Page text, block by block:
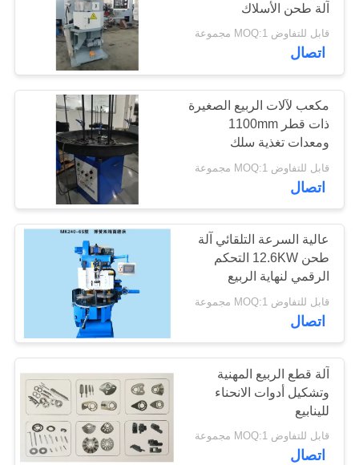
اتصل
أخبار
اطلب
اقتباس
خريطة
الموقع
PRIVACY
POLICY
ضغط آلة الربيع
الربيع الانحناء آلة
42
سلك يثنّي آلة
40
آلة طحن الأسلاك
قابل للتفاوض MOQ:1 مجموعة
اتصال
مكعب لآلات الربيع الصغيرة
ذات قطر 1100mm
ومعدات تغذية سلك
التحميل 100KG
قابل للتفاوض MOQ:1 مجموعة
اتصال
عالية السرعة التلقائي آلة
طحن 12.6KW التحكم
الرقمي لنهاية الربيع
قابل للتفاوض MOQ:1 مجموعة
اتصال
آلة قطع الربيع المهنية
وتشكيل أدوات الانحناء
للينابيع
قابل للتفاوض MOQ:1 مجموعة
اتصال